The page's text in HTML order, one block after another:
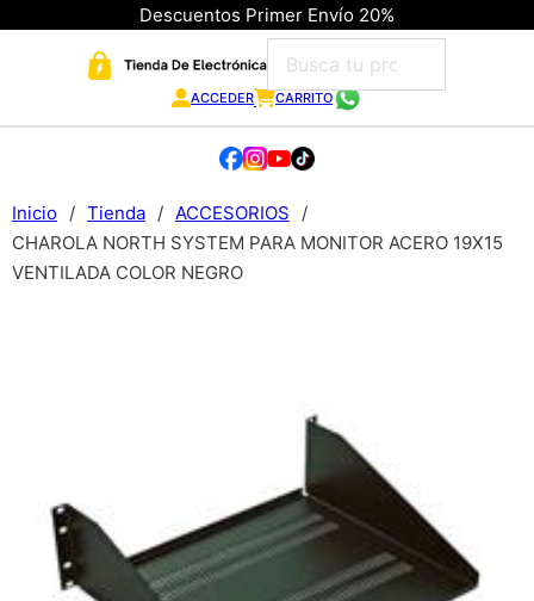
Descuentos Primer Envío 20%
ACCEDER CARRITO
Inicio / Tienda / ACCESORIOS
/
CHAROLA NORTH SYSTEM PARA MONITOR ACERO 19X15
VENTILADA COLOR NEGRO